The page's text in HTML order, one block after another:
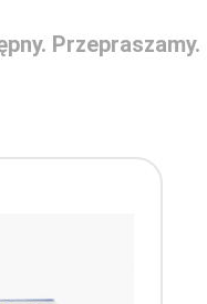
Przepraszamy.